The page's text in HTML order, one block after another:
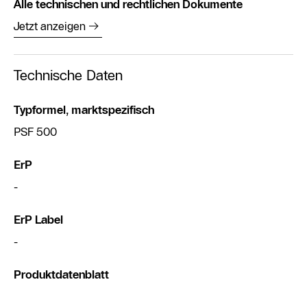
Alle technischen und rechtlichen Dokumente
Jetzt anzeigen
Technische Daten
Typformel, marktspezifisch
PSF 500
ErP
-
ErP Label
-
Produktdatenblatt